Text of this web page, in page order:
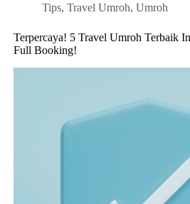
Tips,Travel Umroh,Umroh
Terpercaya! 5 Travel Umroh Terbaik
Full Booking!